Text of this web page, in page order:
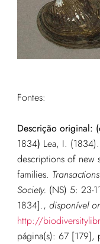
Fontes:
Descrição original:
1834) Lea, I.
descriptions of new
families.
Society. (NS) 5: 23-
1834]., disponível
http://
página(s): 67